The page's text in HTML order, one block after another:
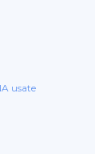
usate